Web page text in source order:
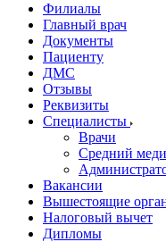
Филиалы
Главный врач
Документы
Пациенту
ДМС
Отзывы
Реквизиты
Специалисты
Врачи
Средний
Вакансии
Вышестоящие
Налоговый вычет
Дипломы